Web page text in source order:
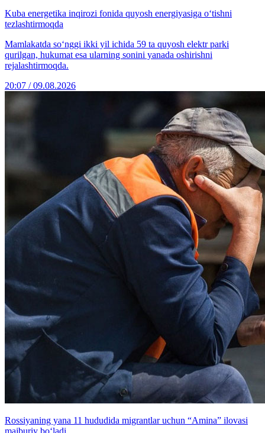
Kuba energetika inqirozi fonida quyosh energiyasiga o‘tishni
tezlashtirmoqda
Mamlakatda so‘nggi ikki yil ichida 59 ta quyosh elektr parki
qurilgan, hukumat esa ularning sonini yanada oshirishni
rejalashtirmoqda.
20:07 / 09.08.2026
Rossiyaning yana 11 hududida migrantlar uchun “Amina” ilovasi